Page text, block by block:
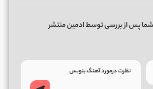
شما پس از بررسی توسط ادمین منتشر